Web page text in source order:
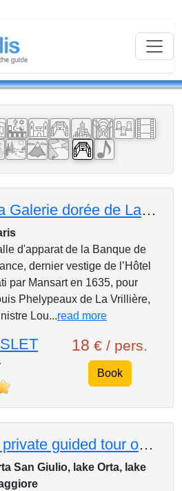
La Galerie dorée de La Banque de France :
d'apparat de la Banque de
dernier vestige de l’Hôtel
par Mansart en 1635, pour
Phelypeaux de La Vrillière,
Lou...read more
18 € / pers.
Book
A private guided tour on charming lake Orta
San Giulio, lake Orta, lake